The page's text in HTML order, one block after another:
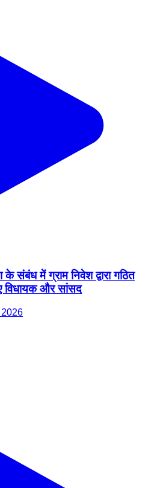
संबंध में ग्राम निवेश द्वारा गठित
विधायक और सांसद